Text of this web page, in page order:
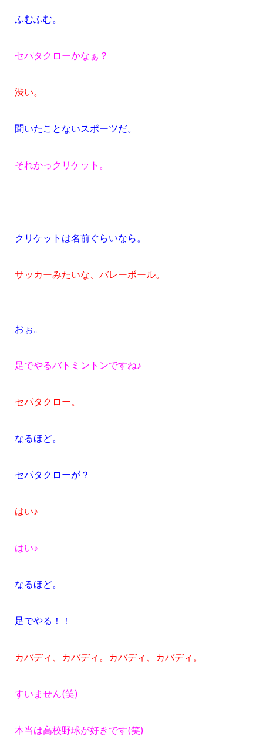
ふむふむ。
セパタクローかなぁ？
渋い。
聞いたことないスポーツだ。
それかっクリケット。
クリケットは名前ぐらいなら。
サッカーみたいな、バレーボール。
おぉ。
足でやるバトミントンですね♪
セパタクロー。
なるほど。
セパタクローが？
はい♪
はい♪
なるほど。
足でやる！！
カバディ、カバディ。カバディ、カバディ。
すいません(笑)
本当は高校野球が好きです(笑)